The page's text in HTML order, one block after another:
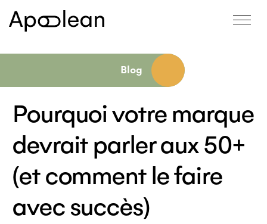
Blog
Pourquoi votre marque
devrait parler aux 50+
(et comment le faire
avec succès)